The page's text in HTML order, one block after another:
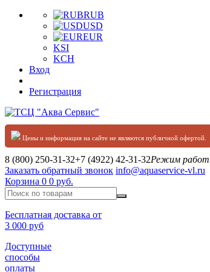
RUB
USD
EUR
KSI
KCH
Вход
Регистрация
Цены и информация на сайте не являются публичной офертой.
8 (800) 250-31-32+7 (4922) 42-31-32Режим
Заказать обратный звонок info@aquaservice-vl.ru
Корзина 0 0 руб.
Бесплатная доставка от
3 000 руб
Доступные
способы
оплаты